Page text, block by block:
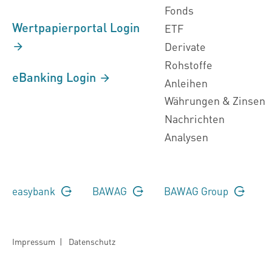
Wertpapierportal Login
eBanking Login
Fonds
ETF
Derivate
Rohstoffe
Anleihen
Währungen & Zinsen
Nachrichten
Analysen
easybank BAWAG BAWAG Group
Impressum | Datenschutz